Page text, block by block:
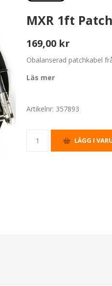
MXR 1ft
169,00 kr
Obalanserad patchkabel
Läs mer
Artikelnr: 357893